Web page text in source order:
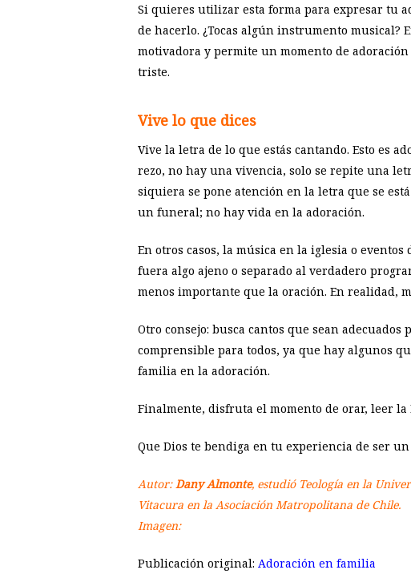
Si quieres utilizar esta forma para expresar tu
de hacerlo. ¿Tocas algún instrumento musical?
motivadora y permite un momento de adoración
triste.
Vive lo que dices
Vive la letra de lo que estás cantando. Esto es
rezo, no hay una vivencia, solo se repite una
siquiera se pone atención en la letra que se
un funeral; no hay vida en la adoración.
En otros casos, la música en la iglesia o
fuera algo ajeno o separado al verdadero
menos importante que la oración. En realidad,
Otro consejo: busca cantos que sean
comprensible para todos, ya que hay algunos
familia en la adoración.
Finalmente, disfruta el momento de orar, leer
Que Dios te bendiga en tu experiencia de ser
Autor:Dany Almonte, estudió Teología en la
Vitacura en la Asociación Matropolitana de Chile.
Imagen:
Publicación original: Adoración en familia